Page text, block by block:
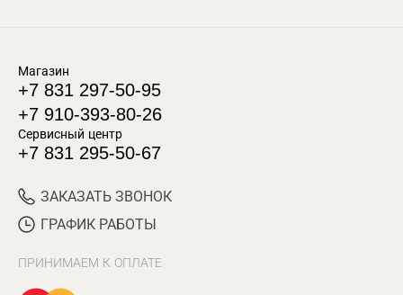
Магазин
+7 831 297-50-95
+7 910-393-80-26
Сервисный центр
+7 831 295-50-67
ЗАКАЗАТЬ ЗВОНОК
ГРАФИК РАБОТЫ
ПРИНИМАЕМ К ОПЛАТЕ